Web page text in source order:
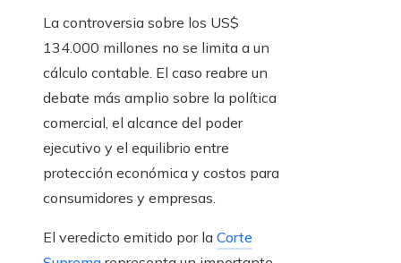
La controversia sobre los US$
134.000 millones no se limita a un
cálculo contable. El caso reabre un
debate más amplio sobre la política
comercial, el alcance del poder
ejecutivo y el equilibrio entre
protección económica y costos para
consumidores y empresas.
El veredicto emitido por la Corte